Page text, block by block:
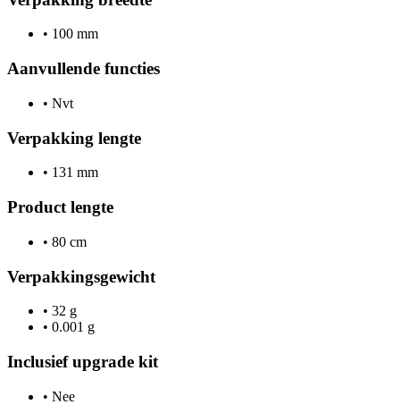
• 100 mm
Aanvullende functies
• Nvt
Verpakking lengte
• 131 mm
Product lengte
• 80 cm
Verpakkingsgewicht
• 32 g
• 0.001 g
Inclusief upgrade kit
• Nee